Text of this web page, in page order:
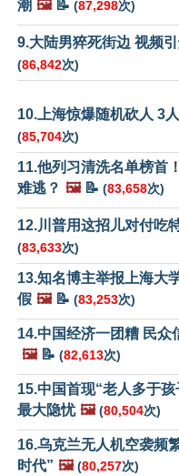
潮 🖼️📝 (87,298次)
9.大陆男猝死街边 视频
(86,842次)
10.上海惊爆随机砍人 3
(85,704次)
11.他列习清洗名单榜首
难逃？ 🖼️📝 (83,658次)
12.川普用这招儿对付吃
(83,633次)
13.知名博主举报上海大
假 🖼️📝 (83,253次)
14.中国经济一团糟 民众
🖼️📝 (82,613次)
15.中国首现“老人多于
最大隐忧 🖼️ (80,504次)
16.乌克兰无人机空袭频
时代” 🖼️ (80,257次)